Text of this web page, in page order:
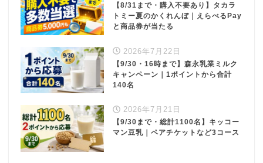
【8/31まで・購入不要あり】タカラ
トミー夏のかくれんぼ｜えらべるPay
と商品券が当たる
2026年7月22日
【9/30・16時まで】森永乳業ミルク
キャンペーン｜1ポイントから合計
140名
2026年7月21日
【9/30まで・総計1100名】キッコー
マン豆乳｜ペアチケットなど3コース